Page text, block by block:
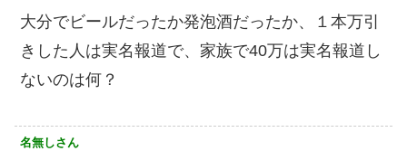
大分でビールだったか発泡酒だったか、１本万引
きした人は実名報道で、家族で40万は実名報道し
ないのは何？
名無しさん